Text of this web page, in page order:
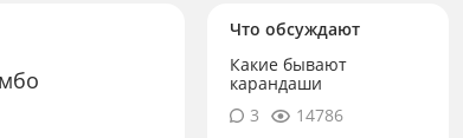
Что обсуждают
Какие бывают
карандаши
3
14786